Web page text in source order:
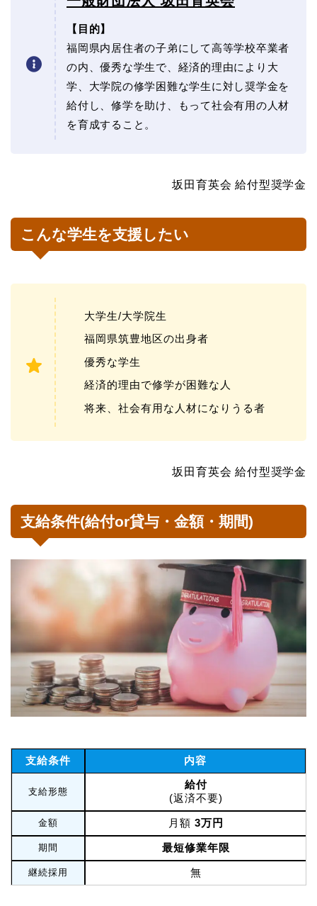
【目的】
福岡県内居住者の子弟にして高等学校卒業者
の内、優秀な学生で、経済的理由により大
学、大学院の修学困難な学生に対し奨学金を
給付し、修学を助け、もって社会有用の人材
を育成すること。
坂田育英会 給付型奨学金
こんな学生を支援したい
大学生/大学院生
福岡県筑豊地区の出身者
優秀な学生
経済的理由で修学が困難な人
将来、社会有用な人材になりうる者
坂田育英会 給付型奨学金
支給条件(給付or貸与・金額・期間)
支給条件 内容
支給形態
給付
(返済不要)
金額 月額 3万円
期間 最短修業年限
継続採用 無